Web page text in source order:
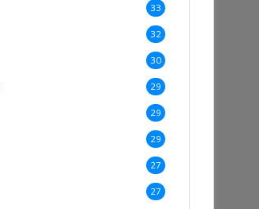
33
32
30
29
29
29
27
27